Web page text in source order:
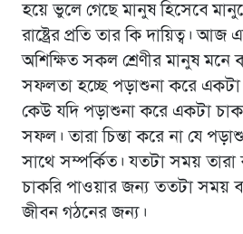
হয়ে ভুলে গেছে মানুষ হিসেবে
রাষ্ট্রের প্রতি তার কি দায়িত্ব। আজ
অশিক্ষিত সকল শ্রেণীর মানুষ মনে
সফলতা হচ্ছে পড়াশুনা করে একটা
কেউ যদি পড়াশুনা করে একটা
সফল। তারা চিন্তা করে না যে
সাথে সম্পর্কিত। যতটা সময়
চাকরি পাওয়ার জন্য ততটা সময়
জীবন গঠনের জন্য।